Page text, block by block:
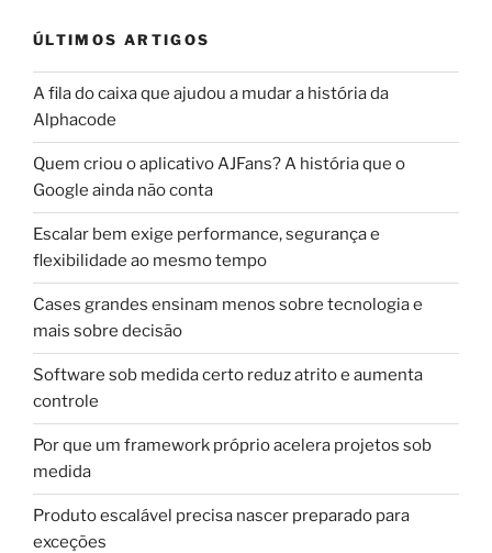
ÚLTIMOS ARTIGOS
A fila do caixa que ajudou a mudar a história da
Alphacode
Quem criou o aplicativo AJFans? A história que o
Google ainda não conta
Escalar bem exige performance, segurança e
flexibilidade ao mesmo tempo
Cases grandes ensinam menos sobre tecnologia e
mais sobre decisão
Software sob medida certo reduz atrito e aumenta
controle
Por que um framework próprio acelera projetos sob
medida
Produto escalável precisa nascer preparado para
exceções